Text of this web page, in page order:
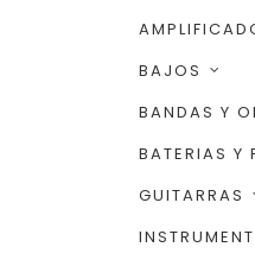
BAJOS
BANDAS Y
BATERIAS Y
GUITARRAS